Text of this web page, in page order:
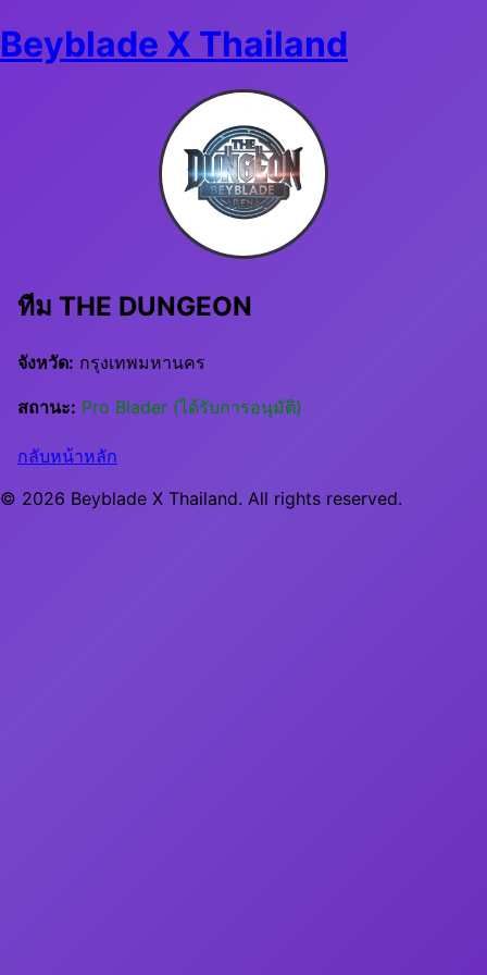
Beyblade X Thailand
ทีม THE DUNGEON
จังหวัด: กรุงเทพมหานคร
สถานะ: Pro Blader (ได้รับการอนุมัติ)
กลับหน้าหลัก
© 2026 Beyblade X Thailand. All rights reserved.